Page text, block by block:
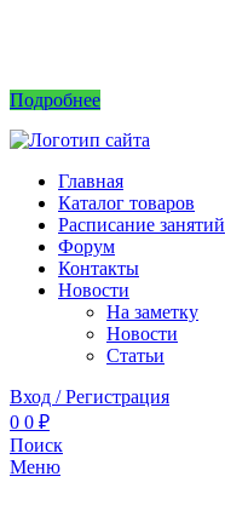
Подробнее
Главная
Каталог товаров
Расписание занятий
Форум
Контакты
Новости
На заметку
Новости
Статьи
Вход / Регистрация
0 0 ₽
Поиск
Меню